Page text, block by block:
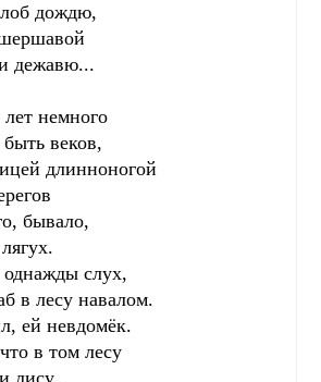
дождю,
дежавю...
немного
веков,
длинноногой
бывало,
слух,
в лесу навалом.
ей невдомёк.
в том лесу
лису...